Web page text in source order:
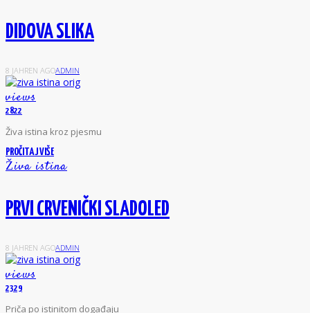
DIDOVA SLIKA
8 JAHREN AGOADMIN
views
2822
Živa istina kroz pjesmu
PROČITAJ VIŠE
Živa istina
PRVI CRVENIČKI SLADOLED
8 JAHREN AGOADMIN
views
2329
Priča po istinitom događaju